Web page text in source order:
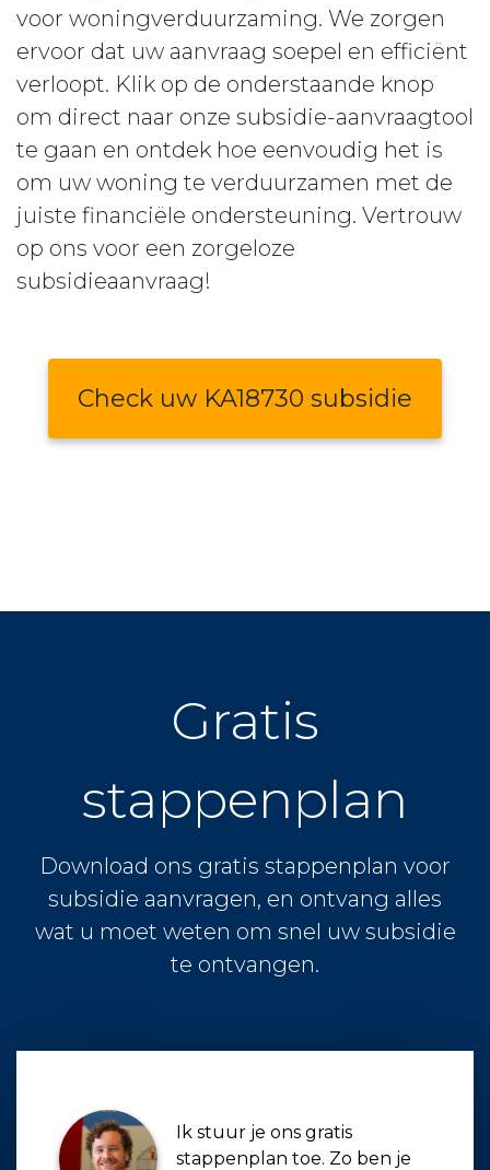
voor woningverduurzaming. We zorgen
ervoor dat uw aanvraag soepel en efficiënt
verloopt. Klik op de onderstaande knop
om direct naar onze subsidie-aanvraagtool
te gaan en ontdek hoe eenvoudig het is
om uw woning te verduurzamen met de
juiste financiële ondersteuning. Vertrouw
op ons voor een zorgeloze
subsidieaanvraag!
Check uw KA18730 subsidie
Gratis
stappenplan
Download ons gratis stappenplan voor
subsidie aanvragen, en ontvang alles
wat u moet weten om snel uw subsidie
te ontvangen.
Ik stuur je ons gratis
stappenplan toe. Zo ben je